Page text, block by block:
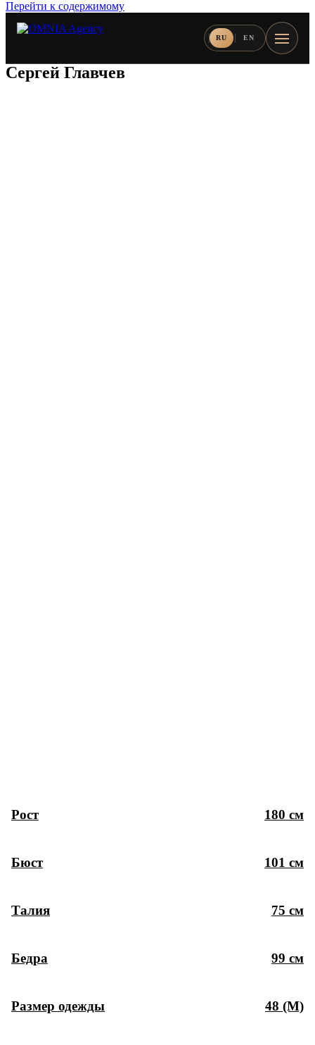
Перейти к содержимому
RU EN
Сергей Главчев
Рост 180 см
Бюст 101 см
Талия 75 см
Бедра 99 см
Размер одежды 48 (M)